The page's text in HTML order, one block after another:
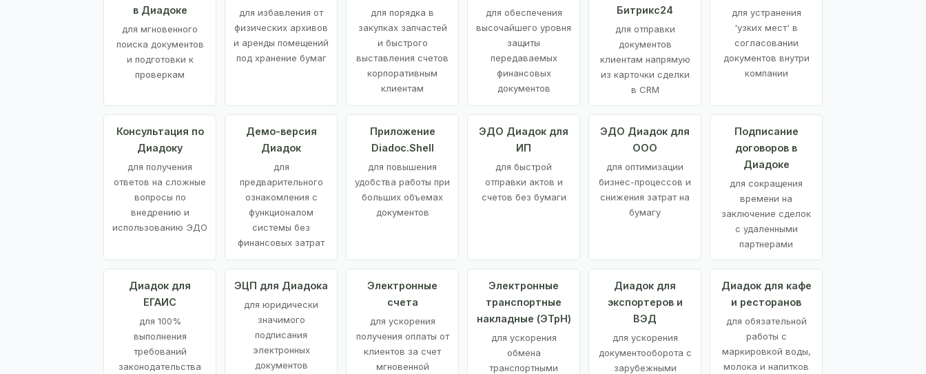
в Диадоке
для мгновенного
поиска документов
и подготовки к
проверкам
для избавления от
физических архивов
и аренды помещений
под хранение бумаг
для порядка в
закупках запчастей
и быстрого
выставления счетов
корпоративным
клиентам
для обеспечения
высочайшего уровня
защиты
передаваемых
финансовых
документов
Битрикс24
для отправки
документов
клиентам напрямую
из карточки сделки
в CRM
для устранения
'узких мест' в
согласовании
документов внутри
компании
Консультация по
Диадоку
для получения
ответов на сложные
вопросы по
внедрению и
использованию ЭДО
Демо-версия
Диадок
для
предварительного
ознакомления с
функционалом
системы без
финансовых затрат
Приложение
Diadoc.Shell
для повышения
удобства работы при
больших объемах
документов
ЭДО Диадок для
ИП
для быстрой
отправки актов и
счетов без бумаги
ЭДО Диадок для
ООО
для оптимизации
бизнес-процессов и
снижения затрат на
бумагу
Подписание
договоров в
Диадоке
для сокращения
времени на
заключение сделок
с удаленными
партнерами
Диадок для
ЕГАИС
для 100%
выполнения
требований
законодательства
ЭЦП для Диадока
для юридически
значимого
подписания
электронных
документов
Электронные
счета
для ускорения
получения оплаты от
клиентов за счет
мгновенной
Электронные
транспортные
накладные (ЭТрН)
для ускорения
обмена
транспортными
Диадок для
экспортеров и
ВЭД
для ускорения
документооборота с
зарубежными
Диадок для кафе
и ресторанов
для обязательной
работы с
маркировкой воды,
молока и напитков